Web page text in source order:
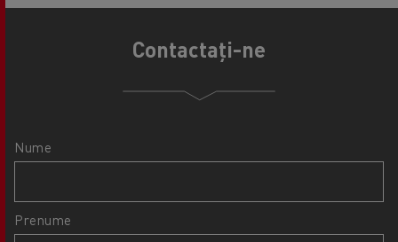
Contactați-ne
Nume
Prenume